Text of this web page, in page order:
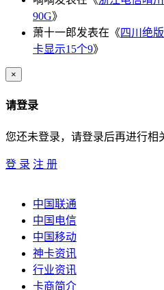
90G》
萧十一郎发表在《四川绝
卡显示15个9》
×
请登录
您还未登录，请登录后再进行相
登 录 注 册
中国联通
中国电信
中国移动
神卡资讯
行业资讯
卡商简介